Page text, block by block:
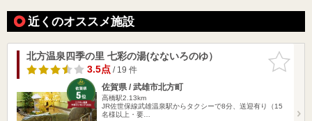
近くのオススメ施設
お気に入
りに追加
北方温泉四季の里 七彩の湯(なないろのゆ）
3.5点/ 19 件
佐賀県 / 武雄市北方町
高橋駅2.13km
JR佐世保線武雄温泉駅からタクシーで8分、送迎有り（15
名様以上・要…